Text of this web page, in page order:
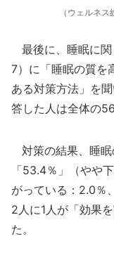
（ウェルネス
最後に、睡眠に関
7）に「睡眠の質を
ある対策方法」を
答した人は全体の
対策の結果、睡眠
「53.4％」（やや
がっている：2.0％
2人に1人が「効果
た。